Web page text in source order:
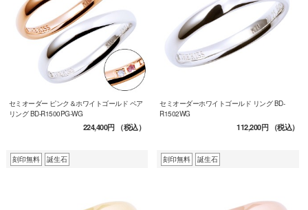
セミオーダー ピンク＆ホワイトゴールド ペア
リング BD-R1500PG-WG
224,400円（税込）
セミオーダーホワイトゴールド リング BD-
R1502WG
112,200円（税込）
刻印無料 誕生石 刻印無料 誕生石